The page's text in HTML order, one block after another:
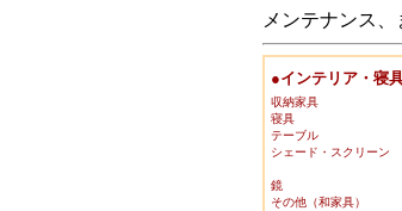
メンテナンス
●インテリア・寝
収納家具
寝具
テーブル
シェード・スクリーン
鏡
その他（和家具）